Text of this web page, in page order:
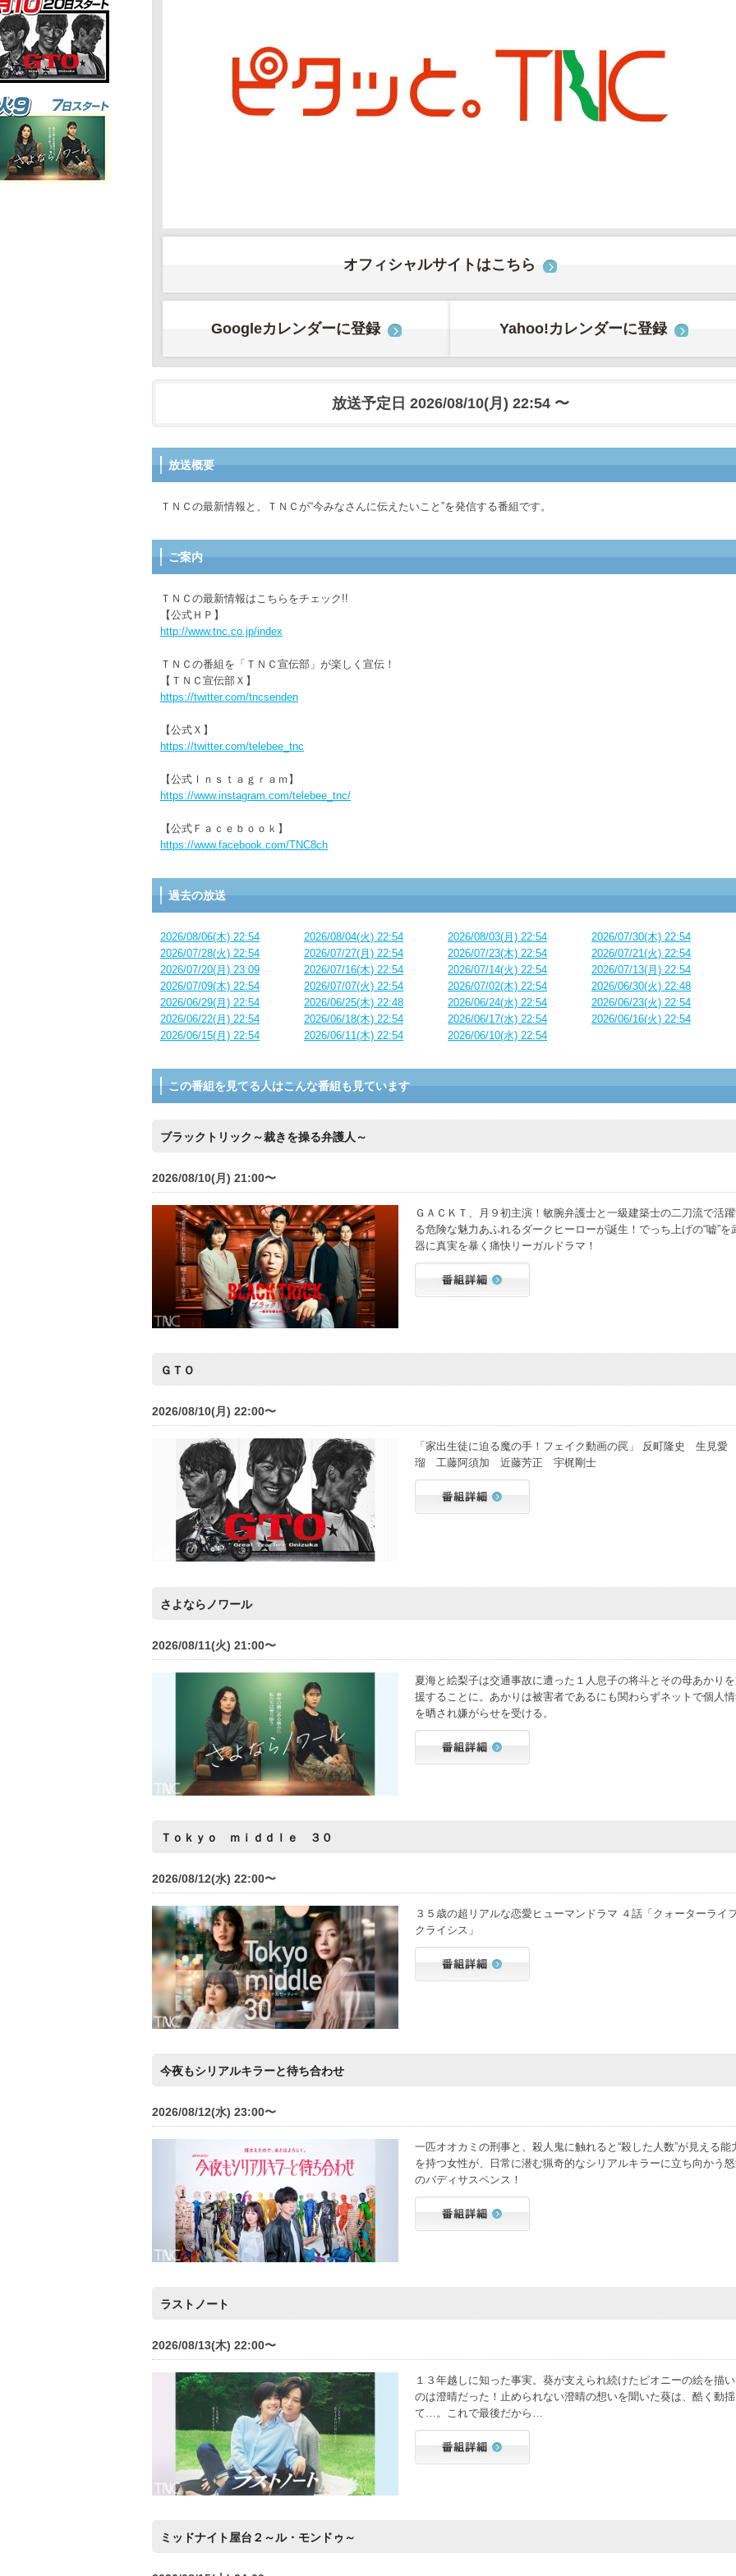
オフィシャルサイトはこちら
Googleカレンダーに登録 Yahoo!カレンダーに登録
放送予定日 2026/08/10(月) 22:54 〜
放送概要
ＴＮＣの最新情報と、ＴＮＣが“今みなさんに伝えたいこと”を発信する番組です。
ご案内
ＴＮＣの最新情報はこちらをチェック!!
【公式ＨＰ】
http://www.tnc.co.jp/index
ＴＮＣの番組を「ＴＮＣ宣伝部」が楽しく宣伝！
【ＴＮＣ宣伝部Ｘ】
https://twitter.com/tncsenden
【公式Ｘ】
https://twitter.com/telebee_tnc
【公式Ｉｎｓｔａｇｒａｍ】
https://www.instagram.com/telebee_tnc/
【公式Ｆａｃｅｂｏｏｋ】
https://www.facebook.com/TNC8ch
過去の放送
2026/08/06(木) 22:54 2026/08/04(火) 22:54 2026/08/03(月) 22:54
2026/07/30(木) 22:54
2026/07/28(火) 22:54
2026/07/27(月) 22:54 2026/07/23(木) 22:54
2026/07/21(火) 22:54
2026/07/20(月) 23:09
2026/07/16(木) 22:54 2026/07/14(火) 22:54
2026/07/13(月) 22:54
2026/07/09(木) 22:54
2026/07/07(火) 22:54 2026/07/02(木) 22:54
2026/06/30(火) 22:48
2026/06/29(月) 22:54
2026/06/25(木) 22:48 2026/06/24(水) 22:54
2026/06/23(火) 22:54
2026/06/22(月) 22:54
2026/06/18(木) 22:54 2026/06/17(水) 22:54
2026/06/16(火) 22:54
2026/06/15(月) 22:54
2026/06/11(木) 22:54 2026/06/10(水) 22:54
この番組を見てる人はこんな番組も見ています
ブラックトリック～裁きを操る弁護人～
2026/08/10(月) 21:00〜
ＧＡＣＫＴ、月９初主演！敏腕弁護士と一級建築士の二刀流で活
る危険な魅力あふれるダークヒーローが誕生！でっち上げの“嘘”を
器に真実を暴く痛快リーガルドラマ！
ＧＴＯ
2026/08/10(月) 22:00〜
「家出生徒に迫る魔の手！フェイク動画の罠」 反町隆史 生見愛
瑠 工藤阿須加 近藤芳正 宇梶剛士
さよならノワール
2026/08/11(火) 21:00〜
夏海と絵梨子は交通事故に遭った１人息子の将斗とその母あかり
援することに。あかりは被害者であるにも関わらずネットで個人
を晒され嫌がらせを受ける。
Ｔｏｋｙｏ ｍｉｄｄｌｅ ３０
2026/08/12(水) 22:00〜
３５歳の超リアルな恋愛ヒューマンドラマ ４話「クォーターライ
クライシス」
今夜もシリアルキラーと待ち合わせ
2026/08/12(水) 23:00〜
一匹オオカミの刑事と、殺人鬼に触れると“殺した人数”が見える能
を持つ女性が、日常に潜む猟奇的なシリアルキラーに立ち向かう
のバディサスペンス！
ラストノート
2026/08/13(木) 22:00〜
１３年越しに知った事実。葵が支えられ続けたピオニーの絵を描
のは澄晴だった！止められない澄晴の想いを聞いた葵は、酷く動
て…。これで最後だから…
ミッドナイト屋台２～ル・モンドゥ～